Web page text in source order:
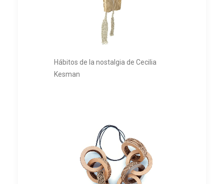
Hábitos de la nostalgia de Cecilia
Kesman